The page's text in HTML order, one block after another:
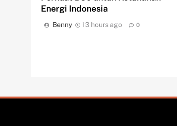
Energi Indonesia
Benny 13 hours ago 0